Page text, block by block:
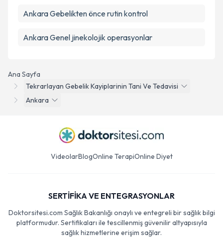
Ana Sayfa
Tekrarlayan Gebelik Kayiplarinin Tani Ve Tedavisi
Ankara
Ankara Gebelikten önce rutin kontrol
Ankara Genel jinekolojik operasyonlar
VideolarBlogOnline TerapiOnline Diyet
SERTİFİKA VE ENTEGRASYONLAR
Doktorsitesi.com Sağlık Bakanlığı onaylı ve entegreli bir sağlık bilgi
platformudur. Sertifikaları ile tescillenmiş güvenilir altyapısıyla
sağlık hizmetlerine erişim sağlar.